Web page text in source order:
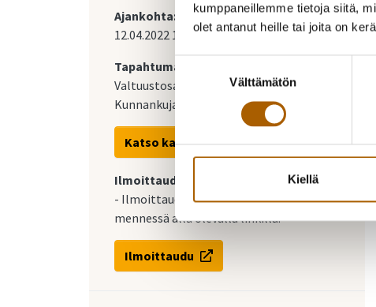
kumppaneillemme tietoja siitä,
olet antanut heille tai joita on
Suostumuksen
valinta
Välttämätön
Kiellä
Ajankohta:
12.04.2022 17:00 - 20:00
Tapahtumapaikka:
Valtuustosali
Kunnankuja 4, 91800 Tyrnävä
Katso kartalla
Ilmoittaudu mukaan:
- Ilmoittaudu tapahtumaan pe 8.4. klo 14
mennessä alla olevalla linkillä:
Ilmoittaudu